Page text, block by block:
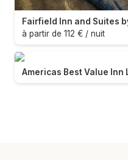
Fairfield Inn and Suites
à partir de 112 € / nuit
Americas Best Value Inn